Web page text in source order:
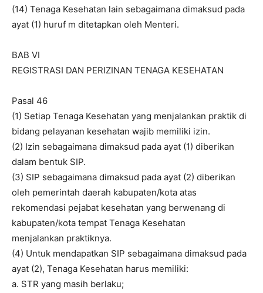
(14) Tenaga Kesehatan lain sebagaimana dimaksud pada
ayat (1) huruf m ditetapkan oleh Menteri.
BAB VI
REGISTRASI DAN PERIZINAN TENAGA KESEHATAN
Pasal 46
(1) Setiap Tenaga Kesehatan yang menjalankan praktik di
bidang pelayanan kesehatan wajib memiliki izin.
(2) Izin sebagaimana dimaksud pada ayat (1) diberikan
dalam bentuk SIP.
(3) SIP sebagaimana dimaksud pada ayat (2) diberikan
oleh pemerintah daerah kabupaten/kota atas
rekomendasi pejabat kesehatan yang berwenang di
kabupaten/kota tempat Tenaga Kesehatan
menjalankan praktiknya.
(4) Untuk mendapatkan SIP sebagaimana dimaksud pada
ayat (2), Tenaga Kesehatan harus memiliki:
a. STR yang masih berlaku;